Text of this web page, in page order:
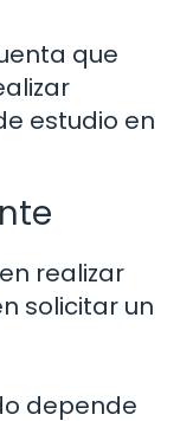
que
estudio en
realizar
solicitar un
depende